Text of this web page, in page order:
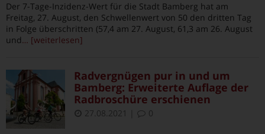
Der 7-Tage-Inzidenz-Wert für die Stadt Bamberg hat am
Freitag, 27. August, den Schwellenwert von 50 den dritten Tag
in Folge überschritten (57,4 am 27. August, 61,3 am 26. August
und… [weiterlesen]
Radvergnügen pur in und um
Bamberg: Erweiterte Auflage der
Radbroschüre erschienen
27.08.2021 0